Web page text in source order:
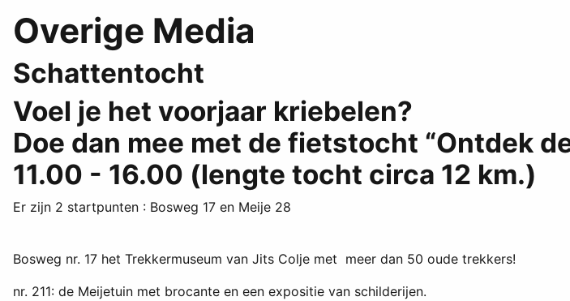
Overige Media
Schattentocht
Voel je het voorjaar kriebelen?
Doe dan mee met de fietstocht “Ontdek
11.00 - 16.00 (lengte tocht circa 12 km.)
Er zijn 2 startpunten : Bosweg 17 en Meije 28
Bosweg nr. 17 het Trekkermuseum van Jits Colje met meer dan 50 oude trekkers!
nr. 211: de Meijetuin met brocante en een expositie van schilderijen.